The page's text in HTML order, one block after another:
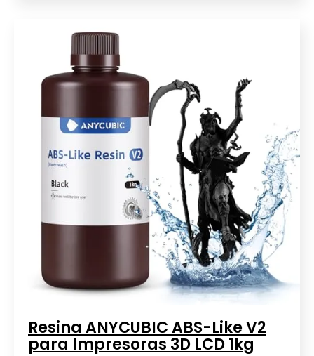
Resina ANYCUBIC ABS-Like V2
para Impresoras 3D LCD 1kg